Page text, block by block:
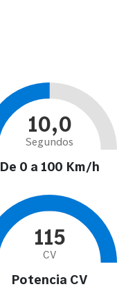
10,0
Segundos
De 0 a 100 Km/h
115
CV
Potencia CV